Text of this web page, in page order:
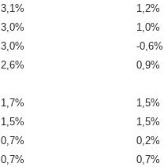
3,1% 1,2%
3,0% 1,0%
3,0% -0,6%
2,6% 0,9%
1,7% 1,5%
1,5% 1,5%
0,7% 0,2%
0,7% 0,7%